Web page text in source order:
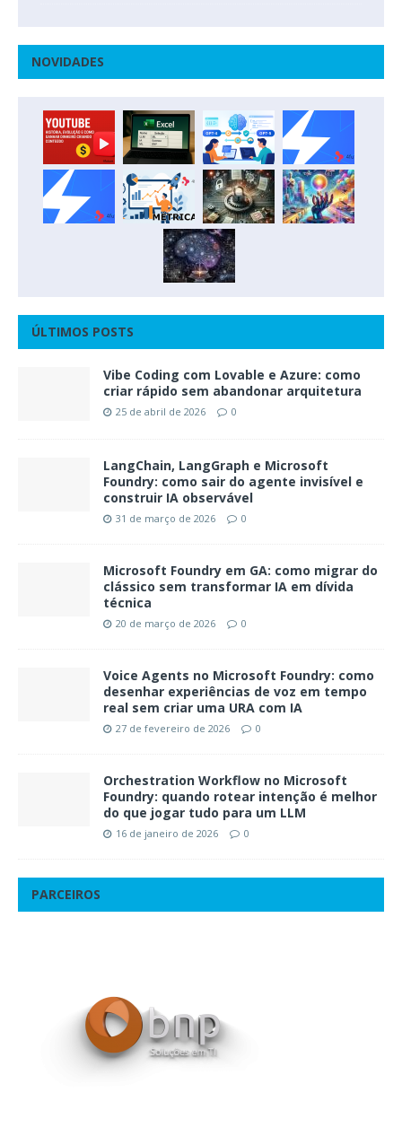
NOVIDADES
ÚLTIMOS POSTS
Vibe Coding com Lovable e Azure: como
criar rápido sem abandonar arquitetura
25 de abril de 2026 0
LangChain, LangGraph e Microsoft
Foundry: como sair do agente invisível e
construir IA observável
31 de março de 2026 0
Microsoft Foundry em GA: como migrar do
clássico sem transformar IA em dívida
técnica
20 de março de 2026 0
Voice Agents no Microsoft Foundry: como
desenhar experiências de voz em tempo
real sem criar uma URA com IA
27 de fevereiro de 2026 0
Orchestration Workflow no Microsoft
Foundry: quando rotear intenção é melhor
do que jogar tudo para um LLM
16 de janeiro de 2026 0
PARCEIROS